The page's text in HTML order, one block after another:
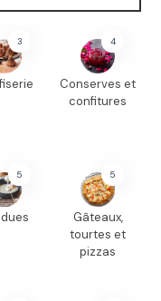
3 4
Conserves et
confitures
5 5
Gâteaux,
tourtes et
pizzas